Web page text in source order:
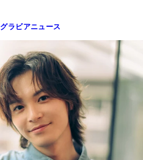
グラビアニュース